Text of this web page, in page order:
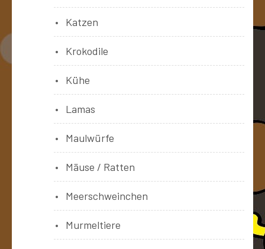
Katzen
Krokodile
Kühe
Lamas
Maulwürfe
Mäuse / Ratten
Meerschweinchen
Murmeltiere